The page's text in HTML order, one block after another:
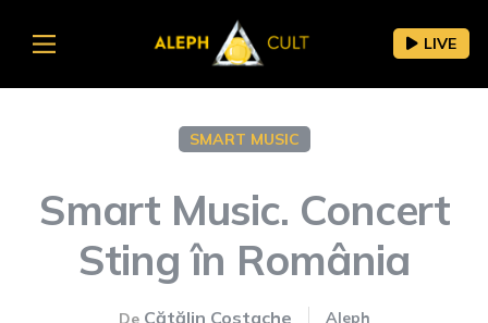
LIVE
SMART MUSIC
Smart Music. Concert
Sting în România
De Cătălin Costache Aleph